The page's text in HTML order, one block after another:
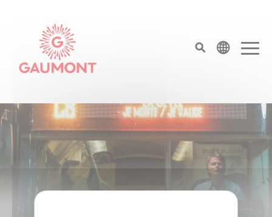
top menu
Page d'accueil